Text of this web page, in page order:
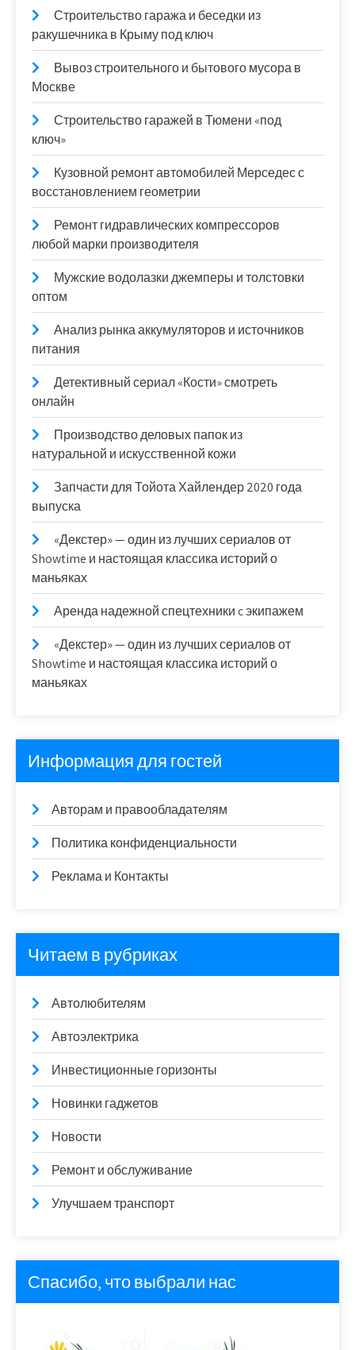
Строительство гаража и беседки из
ракушечника в Крыму под ключ
Вывоз строительного и бытового мусора в
Москве
Строительство гаражей в Тюмени «под
ключ»
Кузовной ремонт автомобилей Мерседес с
восстановлением геометрии
Ремонт гидравлических компрессоров
любой марки производителя
Мужские водолазки джемперы и толстовки
оптом
Анализ рынка аккумуляторов и источников
питания
Детективный сериал «Кости» смотреть
онлайн
Производство деловых папок из
натуральной и искусственной кожи
Запчасти для Тойота Хайлендер 2020 года
выпуска
«Декстер» — один из лучших сериалов от
Showtime и настоящая классика историй о
маньяках
Аренда надежной спецтехники c экипажем
«Декстер» — один из лучших сериалов от
Showtime и настоящая классика историй о
маньяках
Информация для гостей
Авторам и правообладателям
Политика конфиденциальности
Реклама и Контакты
Читаем в рубриках
Автолюбителям
Автоэлектрика
Инвестиционные горизонты
Новинки гаджетов
Новости
Ремонт и обслуживание
Улучшаем транспорт
Спасибо, что выбрали нас